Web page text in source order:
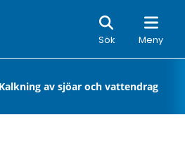
Sök Meny
Sök
Kalkning av sjöar och vattendrag